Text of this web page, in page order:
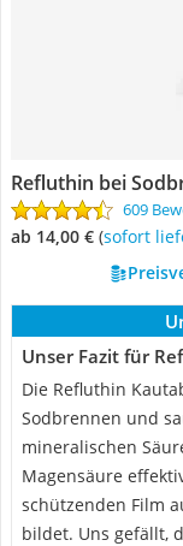
Refluthin bei
609
ab 14,00 € ( Sofort
Unser Fazit für
Die Refluthin
Sodbrennen und
mineralischen
Magensäure
schützenden Film
bildet. Uns gefällt,